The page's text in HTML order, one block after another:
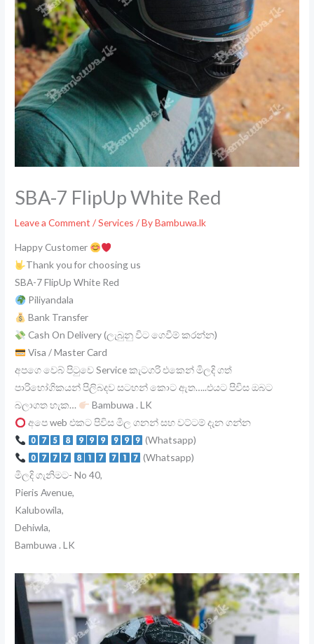
SBA-7 FlipUp White Red
Leave a Comment /Services / ByBambuwa.lk
Happy Customer
Thank you for choosing us
SBA-7 FlipUp White Red
Piliyandala
Bank Transfer
Cash On Delivery (ලැබුනු විට ගෙවීම් කරන්න)
Visa / Master Card
අපගෙ වෙබ් පිටුවෙ Service කැටගරි එකෙන් මිලදි ගත්
පාරිභෝගිකයන් පිලිබදව සටහන් කොට ඇත…..එයට පිවිස ඔබට
බලාගත හැක…
Bambuwa . LK
අපෙ web එකට පිවිස මිල ගනන් සහ වට්ටම් දැන ගන්න
(Whatsapp)
(Whatsapp)
මිලදි ගැනිමට- No 40,
Pieris Avenue,
Kalubowila,
Dehiwla,
Bambuwa . LK